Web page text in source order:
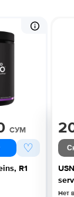
СУМ
♡
R1
Нет